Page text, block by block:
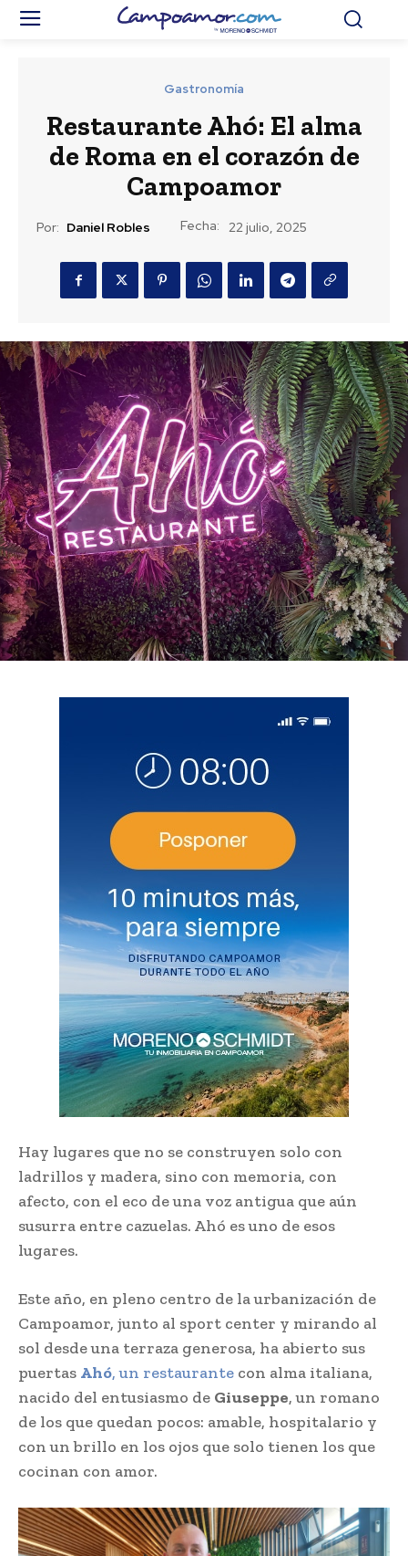
Gastronomía
Restaurante Ahó: El alma
de Roma en el corazón de
Campoamor
Por: Daniel Robles Fecha: 22 julio, 2025
Hay lugares que no se construyen solo con
ladrillos y madera, sino con memoria, con
afecto, con el eco de una voz antigua que aún
susurra entre cazuelas. Ahó es uno de esos
lugares.
Este año, en pleno centro de la urbanización de
Campoamor, junto al sport center y mirando al
sol desde una terraza generosa, ha abierto sus
puertas Ahó, un restaurante con alma italiana,
nacido del entusiasmo de Giuseppe, un romano
de los que quedan pocos: amable, hospitalario y
con un brillo en los ojos que solo tienen los que
cocinan con amor.